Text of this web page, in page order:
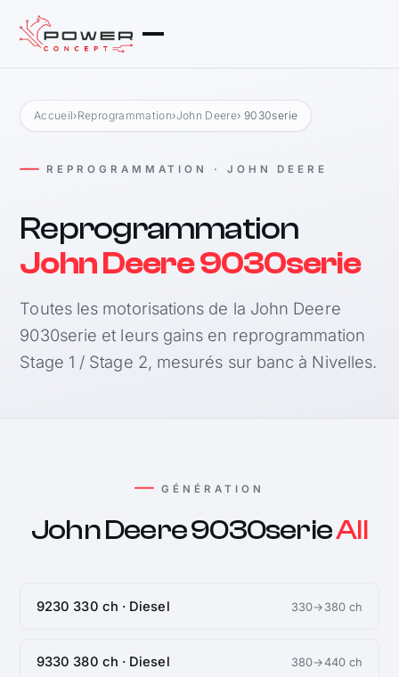
Accueil›Reprogrammation›John Deere› 9030serie
REPROGRAMMATION · JOHN DEERE
Reprogrammation
John Deere 9030serie
Toutes les motorisations de la John Deere
9030serie et leurs gains en reprogrammation
Stage 1 / Stage 2, mesurés sur banc à Nivelles.
GÉNÉRATION
John Deere 9030serieAll
9230 330 ch · Diesel 330→380 ch
9330 380 ch · Diesel 380→440 ch